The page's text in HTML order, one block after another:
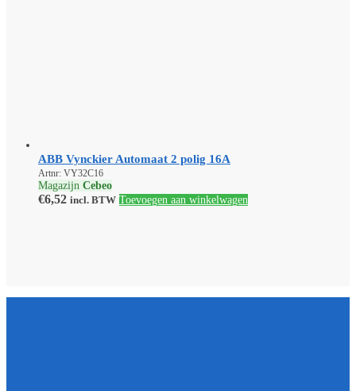
ABB Vynckier Automaat 2 polig 16A
Artnr: VY32C16
Magazijn Cebeo
€6,52 incl. BTW Toevoegen aan winkelwagen